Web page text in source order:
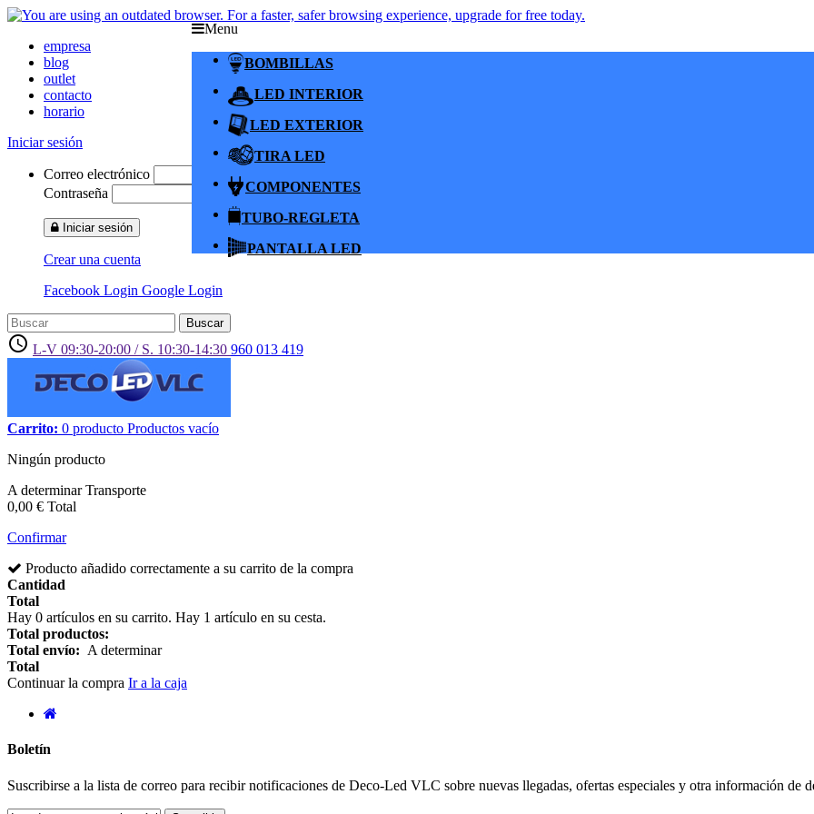
empresa
blog
outlet
contacto
horario
Iniciar sesión
Correo electrónico
Contraseña
Iniciar sesión
Crear una cuenta
Facebook Login Google Login
Buscar
access_time L-V 09:30-20:00 / S. 10:30-14:30 960 013 419
Carrito: 0 producto Productos vacío
Ningún producto
A determinarTransporte
0,00 € Total
Confirmar
Producto añadido correctamente a su carrito de la compra
Cantidad
Total
Hay 0 artículos en su carrito. Hay 1 artículo en su cesta.
Total productos:
Total envío: A determinar
Total
Continuar la compra Ir a la caja
Menu
BOMBILLAS
LED INTERIOR
LED EXTERIOR
TIRA LED
COMPONENTES
TUBO-REGLETA
PANTALLA LED
Boletín
Suscribirse a la lista de correo para recibir notificaciones de Deco-Led VLC sobre nuevas llegadas, ofertas especiales y otra información de